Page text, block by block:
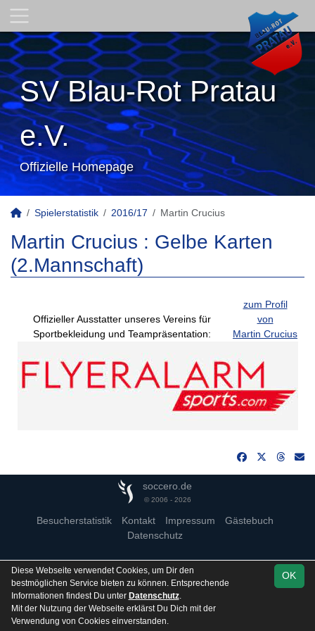
SV Blau-Rot Pratau
e.V.
Offizielle Homepage
Spielerstatistik 2016/17 Martin Crucius
Martin Crucius : Gelbe Karten
(2.Mannschaft)
zum Profil
von
Martin Crucius
Offizieller Ausstatter unseres Vereins für
Sportbekleidung und Teampräsentation:
soccero.de
© 2006 - 2026
Besucherstatistik Kontakt Impressum
Gästebuch
Datenschutz
OK
Diese Webseite verwendet Cookies, um Dir den
bestmöglichen Service bieten zu können. Entsprechende
Informationen findest Du unter Datenschutz.
Mit der Nutzung der Webseite erklärst Du Dich mit der
Verwendung von Cookies einverstanden.